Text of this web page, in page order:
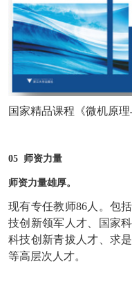
国家精品课程《微机原
05 师资力量
师资力量雄厚。
现有专任教师86人。包
技创新领军人才、国家
科技创新青拔人才、求
等高层次人才。